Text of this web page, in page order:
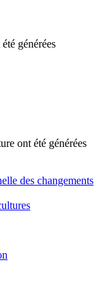
générées
ont été générées
des changements